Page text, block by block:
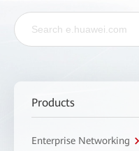
Products
Enterprise Networking